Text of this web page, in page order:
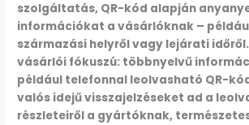
szolgáltatás, QR-kód alapján
információkat a vásárlóknak –
származási helyről vagy lejárati
vásárlói fókuszú: többnyelvű
például telefonnal leolvasható QR-
valós idejű visszajelzéseket ad a
részleteiről a gyártóknak,